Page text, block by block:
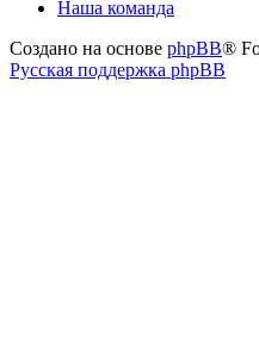
Наша команда
Создано на основе phpBB®
Русская поддержка phpBB